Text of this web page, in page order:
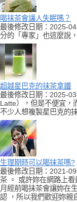
喝抹茶會讓人失眠嗎？
最後修改日期：2025-
分的「專家」也這麼說
超越星巴克的抹茶拿鐵
最後修改日期：2025-
Latte），但是不便宜，
不少人想複製星巴克的
生理期時可以喝抹茶嗎?
最後修改日期：2021-
茶 。 或許妳在網路上
月經前喝抹茶會讓妳在
認 ，所以我們歡迎妳親